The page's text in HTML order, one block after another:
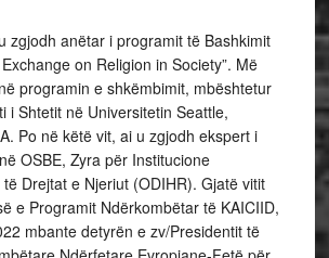
zgjodh anëtar i programit të Bashkimit
on Religion in Society”. Më
programin e shkëmbimit, mbështetur
i Shtetit në Universitetin Seattle,
Po në këtë vit, ai u zgjodh ekspert i
OSBE, Zyra për Institucione
Drejtat e Njeriut (ODIHR). Gjatë vitit
e Programit Ndërkombëtar të KAICIID,
mbante detyrën e zv/Presidentit të